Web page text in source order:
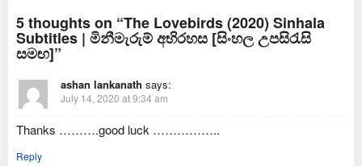
5 thoughts on “The Lovebirds (2020) Sinhala
Subtitles | මිනීමැරුම් අභිරහස [සිංහල උපසිරැසි
සමඟ]”
ashan lankanath says:
July 14, 2020 at 9:34 am
Thanks ……….good luck ……………..
Reply